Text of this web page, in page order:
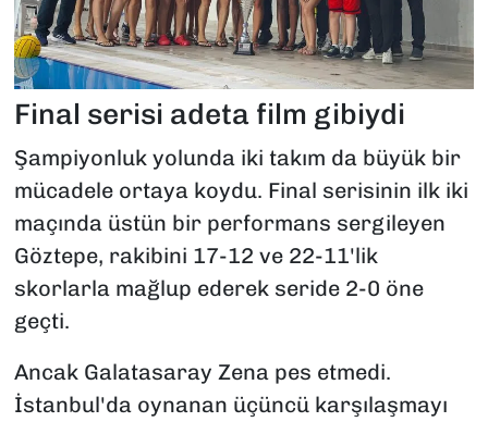
Final serisi adeta film gibiydi
Şampiyonluk yolunda iki takım da büyük bir
mücadele ortaya koydu. Final serisinin ilk iki
maçında üstün bir performans sergileyen
Göztepe, rakibini 17-12 ve 22-11'lik
skorlarla mağlup ederek seride 2-0 öne
geçti.
Ancak Galatasaray Zena pes etmedi.
İstanbul'da oynanan üçüncü karşılaşmayı